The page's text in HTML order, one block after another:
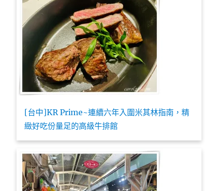
[台中]KR Prime~連續六年入圍米其林指南，精
緻好吃份量足的高級牛排館